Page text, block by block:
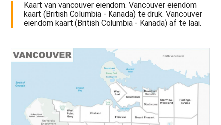
Kaart van vancouver eiendom. Vancouver eiendom
kaart (British Columbia - Kanada) te druk. Vancouver
eiendom kaart (British Columbia - Kanada) af te laai.